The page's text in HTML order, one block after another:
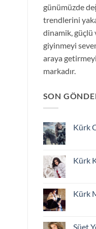
günümüzde
trendlerini
dinamik, güçlü
giyinmeyi
araya
markadır.
SON
Kürk
Ceket
Kürk
Kaban
Kürk
Mont
Süet